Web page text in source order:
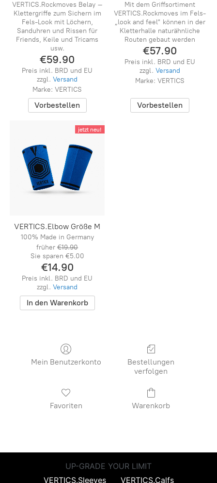
VERTICS.Rockmoves Belay –
Klettergriffe zum Sichern im
Fels-Look mit Löchern,
Sanduhren und Rissen für
Friends, Keile und Tricams
usw.
€59.90
Preis inkl. BRD und EU
zzgl.Versand
Marke: VERTICS
Vorbestellen
Mit dem Griffsortiment
VERTICS.Rockmoves im Fels-
„look and feel“ können in der
Kletterhalle naturähnliche
Routen gebaut werden
€57.90
Preis inkl. BRD und EU
zzgl.Versand
Marke: VERTICS
Vorbestellen
jetzt neu!
VERTICS.Elbow Größe M
100% Made in Germany
früher €19.90
Sie sparen €5.00
€14.90
Preis inkl. BRD und EU
zzgl.Versand
In den Warenkorb
Mein Benutzerkonto
Bestellungen
verfolgen
Favoriten Warenkorb
UP-GRADE YOUR LIMIT
VERTICS.Sleeves
VERTICS.Calfs